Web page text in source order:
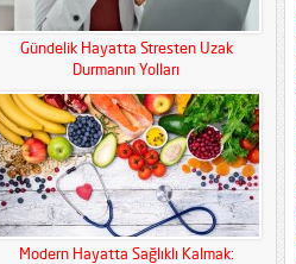
Gündelik Hayatta Stresten Uzak
Durmanın Yolları
Modern Hayatta Sağlıklı Kalmak: